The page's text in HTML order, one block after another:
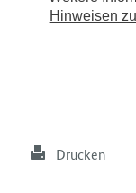
Drucken